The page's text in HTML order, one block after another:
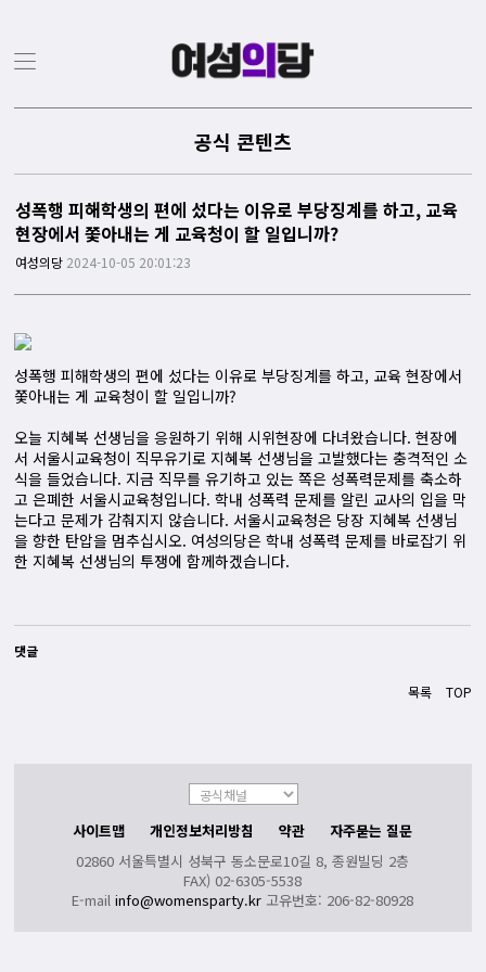
공식 콘텐츠
성폭행 피해학생의 편에 섰다는 이유로 부당징계를 하고, 교육
현장에서 쫓아내는 게 교육청이 할 일입니까?
여성의당 2024-10-05 20:01:23
성폭행 피해학생의 편에 섰다는 이유로 부당징계를 하고, 교육 현장에서
쫓아내는 게 교육청이 할 일입니까?
오늘 지혜복 선생님을 응원하기 위해 시위현장에 다녀왔습니다. 현장에
서 서울시교육청이 직무유기로 지혜복 선생님을 고발했다는 충격적인 소
식을 들었습니다. 지금 직무를 유기하고 있는 쪽은 성폭력문제를 축소하
고 은폐한 서울시교육청입니다. 학내 성폭력 문제를 알린 교사의 입을 막
는다고 문제가 감춰지지 않습니다. 서울시교육청은 당장 지혜복 선생님
을 향한 탄압을 멈추십시오. 여성의당은 학내 성폭력 문제를 바로잡기 위
한 지혜복 선생님의 투쟁에 함께하겠습니다.
댓글
목록 TOP
02860 서울특별시 성북구 동소문로10길 8, 종원빌딩 2층
FAX) 02-6305-5538
E-mailinfo@womensparty.kr 고유번호: 206-82-80928
사이트맵 개인정보처리방침 약관 자주묻는 질문